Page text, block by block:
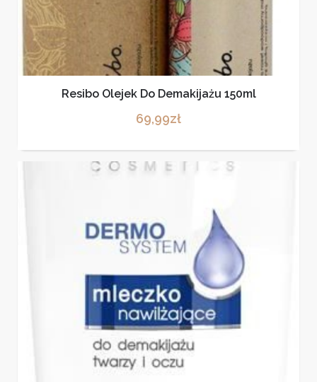
Resibo Olejek Do Demakijażu 150ml
69,99zł